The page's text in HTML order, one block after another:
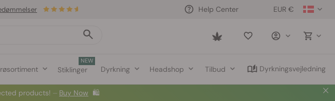
EUR €
Help Center
Saved
NEW
Stiklinger Dyrkning Headshop Tilbud Dyrkningsvejledning
products! ⏤ Buy Now 🛍️